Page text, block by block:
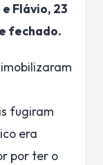
Flávio, 23
fechado.
fugiram
era
por ter o